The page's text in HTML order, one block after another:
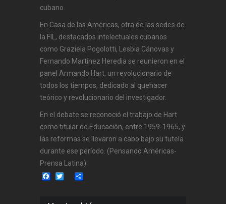
cubano.
En Casa de las Américas, otra de las sedes de
la FIL, destacados intelectuales cubanos
como Graziela Pogolotti, Lesbia Cánovas y
Fernando Martínez Heredia se reunieron en el
panel Armando Hart, un revolucionario de
todos los tiempos, dedicado al quehacer
teórico y revolucionario del investigador.
En el debate se reconoció el trabajo de Hart
como titular de Educación, entre 1959-1965, y
las reformas se llevaron a cabo bajo su tutela
durante ese período. (Pensando Américas-
Prensa Latina)
Facebook
Twitter